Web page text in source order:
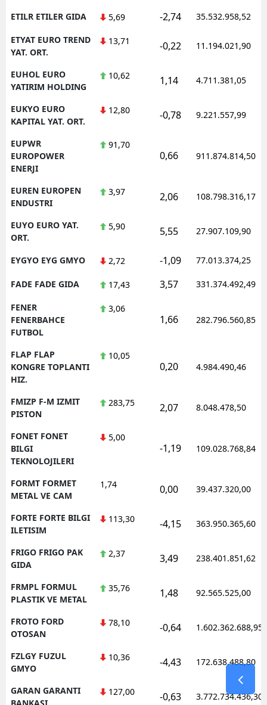
ETILR ETILER GIDA 5,69 -2,74 35.532.958,52
ETYAT EURO TREND
YAT. ORT.
13,71 -0,22 11.194.021,90
EUHOL EURO
YATIRIM HOLDING
10,62 1,14 4.711.381,05
EUKYO EURO
KAPITAL YAT. ORT.
12,80 -0,78 9.221.557,99
EUPWR
EUROPOWER
ENERJI
91,70
0,66 911.874.814,50
EUREN EUROPEN
ENDUSTRI
3,97 2,06 108.798.316,17
EUYO EURO YAT.
ORT.
5,90 5,55 27.907.109,90
EYGYO EYG GMYO 2,72 -1,09 77.013.374,25
FADE FADE GIDA 17,43 3,57 331.374.492,49
FENER
FENERBAHCE
FUTBOL
3,06
1,66 282.796.560,85
FLAP FLAP
KONGRE TOPLANTI
HIZ.
10,05
0,20 4.984.490,46
FMIZP F-M IZMIT
PISTON
283,75 2,07 8.048.478,50
FONET FONET
BILGI
TEKNOLOJILERI
5,00
-1,19 109.028.768,84
FORMT FORMET
METAL VE CAM
1,74 0,00 39.437.320,00
FORTE FORTE BILGI
ILETISIM
113,30 -4,15 363.950.365,60
FRIGO FRIGO PAK
GIDA
2,37 3,49 238.401.851,62
FRMPL FORMUL
PLASTIK VE METAL
35,76 1,48 92.565.525,00
FROTO FORD
OTOSAN
78,10 -0,64 1.602.362.688,95
FZLGY FUZUL
GMYO
10,36 -4,43 172.638.488,80
GARAN GARANTI
BANKASI
127,00 -0,63 3.772.734.436,30